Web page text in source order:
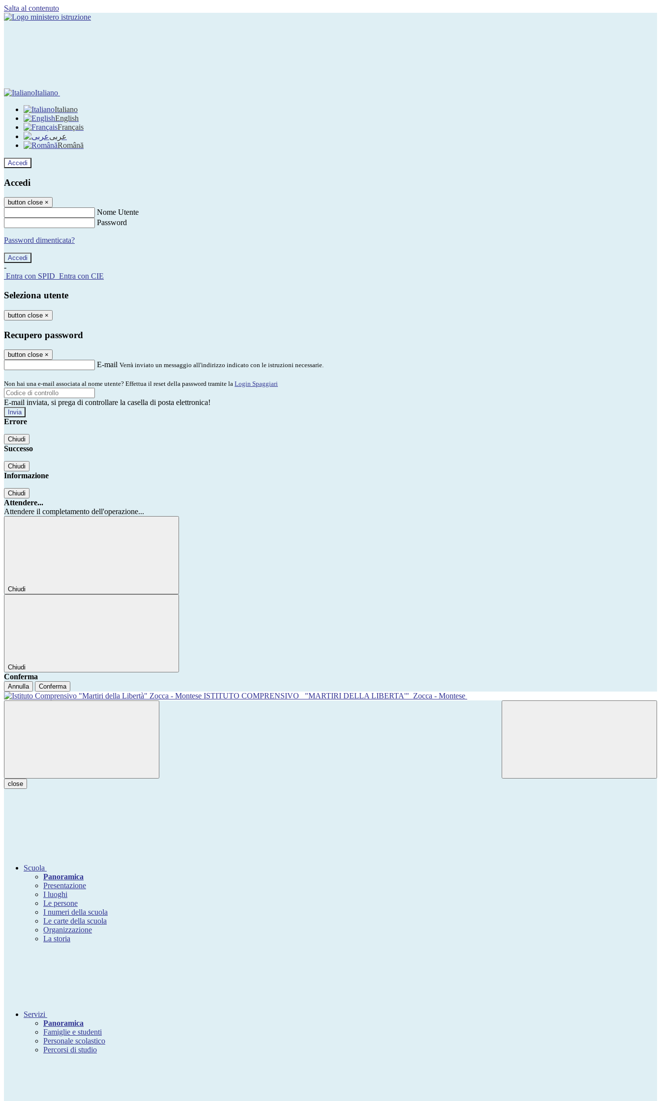
Salta al contenuto
Italiano
Italiano
English
Français
عربى
Română
Accedi
Accedi
button close ×
Nome Utente
Password
Password dimenticata?
-
Entra con SPID Entra con CIE
Seleziona utente
button close ×
Recupero password
button close ×
E-mail Verrà inviato un messaggio all'indirizzo indicato con le istruzioni necessarie.
Non hai una e-mail associata al nome utente? Effettua il reset della password tramite la Login Spaggiari
E-mail inviata, si prega di controllare la casella di posta elettronica!
Errore
Chiudi
Successo
Chiudi
Informazione
Chiudi
Attendere...
Attendere il completamento dell'operazione...
Chiudi
Chiudi
Conferma
Annulla Conferma
ISTITUTO COMPRENSIVO "MARTIRI DELLA LIBERTA'" Zocca - Montese
close
Scuola
Panoramica
Presentazione
I luoghi
Le persone
I numeri della scuola
Le carte della scuola
Organizzazione
La storia
Servizi
Panoramica
Famiglie e studenti
Personale scolastico
Percorsi di studio